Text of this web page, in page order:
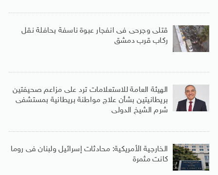
قتلى وجرحى فى انفجار عبوة ناسفة بحافلة نقل
ركاب قرب دمشق
الهيئة العامة للاستعلامات ترد على مزاعم صحيفتين
بريطانيتين بشأن علاج مواطنة بريطانية بمستشفى
شرم الشيخ الدولى
الخارجية الأمريكية: محادثات إسرائيل ولبنان فى روما
كانت مثمرة